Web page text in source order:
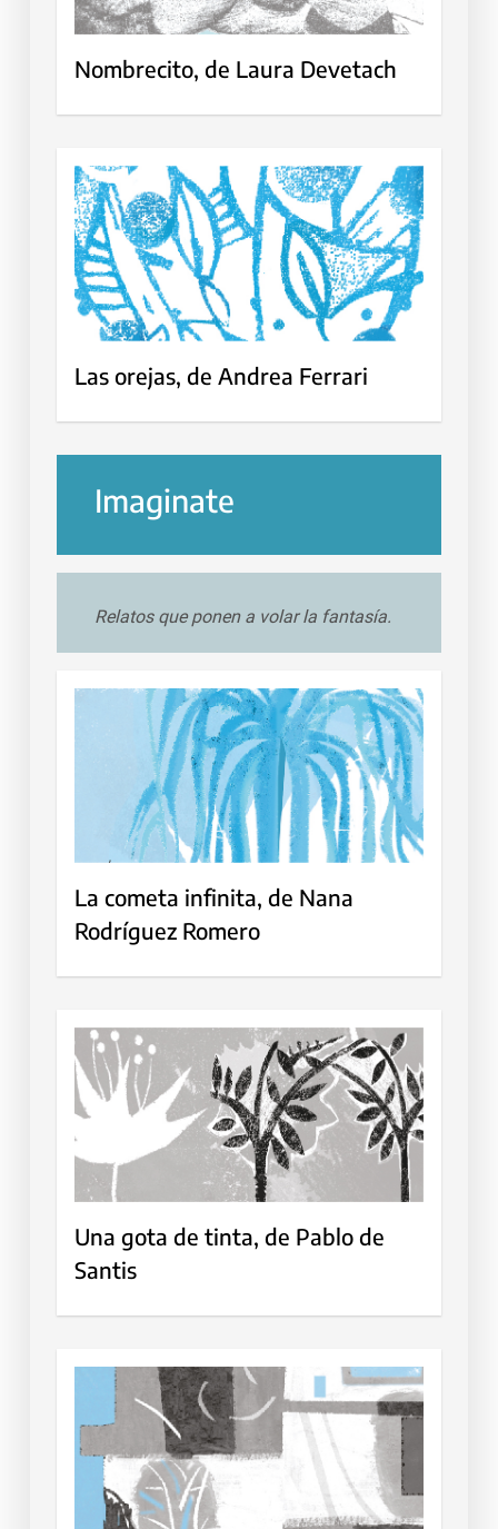
Nombrecito, de Laura Devetach
Las orejas, de Andrea Ferrari
Imaginate
Relatos que ponen a volar la fantasía.
La cometa infinita, de Nana
Rodríguez Romero
Una gota de tinta, de Pablo de
Santis